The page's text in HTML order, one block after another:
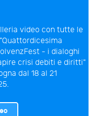
video con tutte le
- i dialoghi
crisi debiti e diritti"
dal 18 al 21